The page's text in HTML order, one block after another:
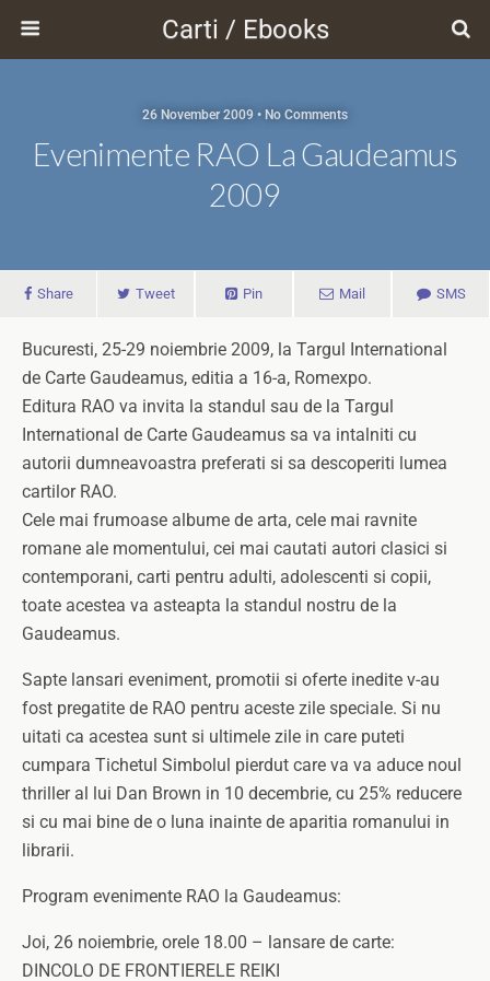
Carti / Ebooks
26 November 2009 • No Comments
Evenimente RAO La Gaudeamus
2009
Share Tweet Pin Mail SMS
Bucuresti, 25-29 noiembrie 2009, la Targul International
de Carte Gaudeamus, editia a 16-a, Romexpo.
Editura RAO va invita la standul sau de la Targul
International de Carte Gaudeamus sa va intalniti cu
autorii dumneavoastra preferati si sa descoperiti lumea
cartilor RAO.
Cele mai frumoase albume de arta, cele mai ravnite
romane ale momentului, cei mai cautati autori clasici si
contemporani, carti pentru adulti, adolescenti si copii,
toate acestea va asteapta la standul nostru de la
Gaudeamus.
Sapte lansari eveniment, promotii si oferte inedite v-au
fost pregatite de RAO pentru aceste zile speciale. Si nu
uitati ca acestea sunt si ultimele zile in care puteti
cumpara Tichetul Simbolul pierdut care va va aduce noul
thriller al lui Dan Brown in 10 decembrie, cu 25% reducere
si cu mai bine de o luna inainte de aparitia romanului in
librarii.
Program evenimente RAO la Gaudeamus:
Joi, 26 noiembrie, orele 18.00 – lansare de carte:
DINCOLO DE FRONTIERELE REIKI